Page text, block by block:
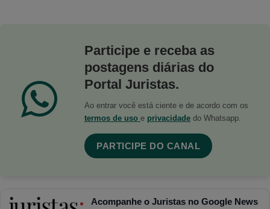
Participe e receba as
postagens diárias do
Portal Juristas.
Ao entrar você está ciente e de acordo com os
termos de uso e privacidade do Whatsapp.
PARTICIPE DO CANAL
Acompanhe o Juristas no Google News